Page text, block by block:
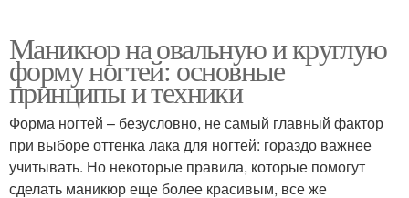
Маникюр на овальную и круглую
форму ногтей: основные
принципы и техники
Форма ногтей – безусловно, не самый главный фактор
при выборе оттенка лака для ногтей: гораздо важнее
учитывать. Но некоторые правила, которые помогут
сделать маникюр еще более красивым, все же